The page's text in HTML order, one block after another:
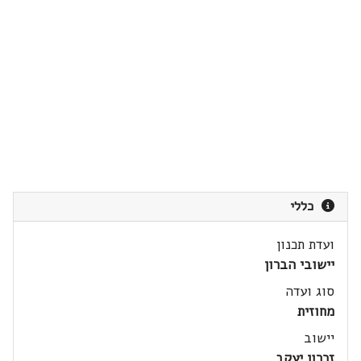
כללי
ועדת תכנון
יישובי הברון
סוג ועדה
מחוזית
יישוב